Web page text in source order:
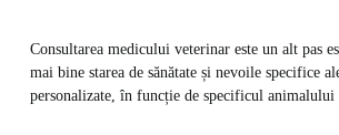
Consultarea medicului veterinar este un alt pas
mai bine starea de sănătate și nevoile specifice
personalizate, în funcție de specificul